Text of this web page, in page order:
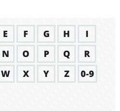
E F G H
I
N O P Q
R
W X Y Z
0-9